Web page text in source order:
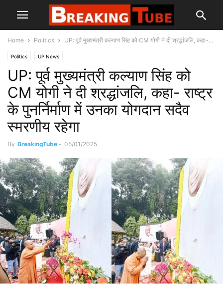
Home Politics UP: पूर्व मुख्यमंत्री कल्याण सिंह को CM योगी ने दी श्रद्धांजलि, कहा-...
Politics UP News
UP: पूर्व मुख्यमंत्री कल्याण सिंह को
CM योगी ने दी श्रद्धांजलि, कहा- राष्ट्र
के पुनर्निर्माण में उनका योगदान सदैव
स्मरणीय रहेगा
By BreakingTube - 05/01/2025